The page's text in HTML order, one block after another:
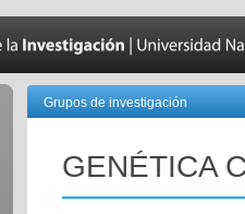
Grupos de investigación
GENÉTICA